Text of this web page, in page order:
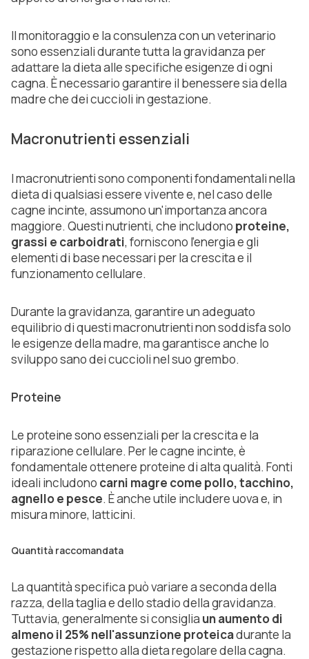
Il monitoraggio e la consulenza con un veterinario
sono essenziali durante tutta la gravidanza per
adattare la dieta alle specifiche esigenze di ogni
cagna. È necessario garantire il benessere sia della
madre che dei cuccioli in gestazione.
Macronutrienti essenziali
I macronutrienti sono componenti fondamentali nella
dieta di qualsiasi essere vivente e, nel caso delle
cagne incinte, assumono un'importanza ancora
maggiore. Questi nutrienti, che includono proteine,
grassi e carboidrati, forniscono l'energia e gli
elementi di base necessari per la crescita e il
funzionamento cellulare.
Durante la gravidanza, garantire un adeguato
equilibrio di questi macronutrienti non soddisfa solo
le esigenze della madre, ma garantisce anche lo
sviluppo sano dei cuccioli nel suo grembo.
Proteine
Le proteine sono essenziali per la crescita e la
riparazione cellulare. Per le cagne incinte, è
fondamentale ottenere proteine di alta qualità. Fonti
ideali includono carni magre come pollo, tacchino,
agnello e pesce. È anche utile includere uova e, in
misura minore, latticini.
Quantità raccomandata
La quantità specifica può variare a seconda della
razza, della taglia e dello stadio della gravidanza.
Tuttavia, generalmente si consiglia un aumento di
almeno il 25% nell'assunzione proteicadurante la
gestazione rispetto alla dieta regolare della cagna.